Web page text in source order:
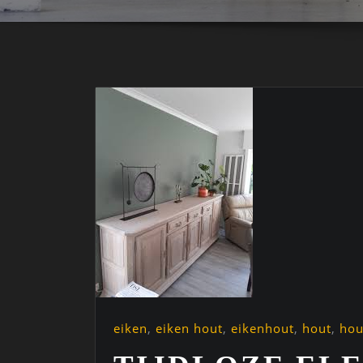
eiken, eiken hout, eikenhout, hout,